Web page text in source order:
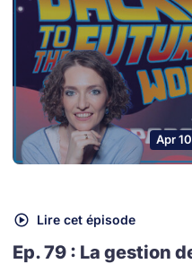
Apr
Lire cet épisode
Ep. 79 : La gestion